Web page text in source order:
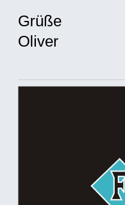
Grüße
Oliver